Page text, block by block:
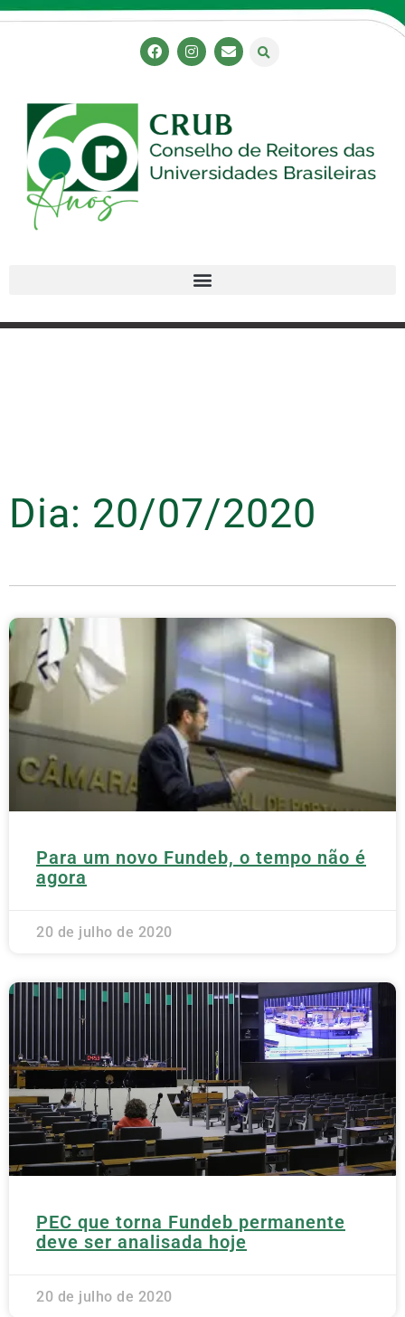
Dia: 20/07/2020
Para um novo Fundeb, o tempo não é
agora
20 de julho de 2020
PEC que torna Fundeb permanente
deve ser analisada hoje
20 de julho de 2020